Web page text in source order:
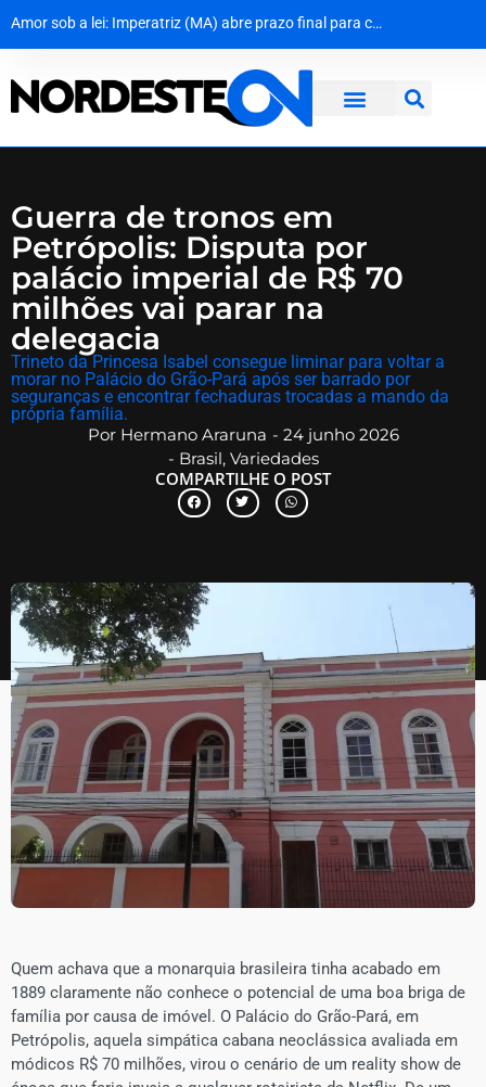
Amor sob a lei: Imperatriz (MA) abre prazo final para casais LGBTQIA+ garantirem casamento gratuito
MPF dá 10 dias para Dnit apresentar prazos de obras e explicações sobre colapso em pontes da BR-101Dona Inês traz Geraldo Azevedo no Festival de Inverno das Serras
Cerco na Caatinga: Policiais capturam quarto fugitivo de penitenciária de Nísia Floresta
Guerra de tronos em
Petrópolis: Disputa por
palácio imperial de R$ 70
milhões vai parar na
delegacia
Trineto da Princesa Isabel consegue liminar para voltar a
morar no Palácio do Grão-Pará após ser barrado por
seguranças e encontrar fechaduras trocadas a mando da
própria família.
PorHermano Araruna - 24 junho 2026
- Brasil, Variedades
COMPARTILHE O POST
Quem achava que a monarquia brasileira tinha acabado em
1889 claramente não conhece o potencial de uma boa briga de
família por causa de imóvel. O Palácio do Grão-Pará, em
Petrópolis, aquela simpática cabana neoclássica avaliada em
módicos R$ 70 milhões, virou o cenário de um reality show de